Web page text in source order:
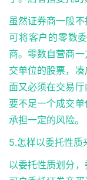
虽然证券商一般
可将客户的零数
商。零数自营商
交单位的股票，
面又必须在交易
要不足一个成交
承担一定的风险。
5.怎样以委托性质
以委托性质划分